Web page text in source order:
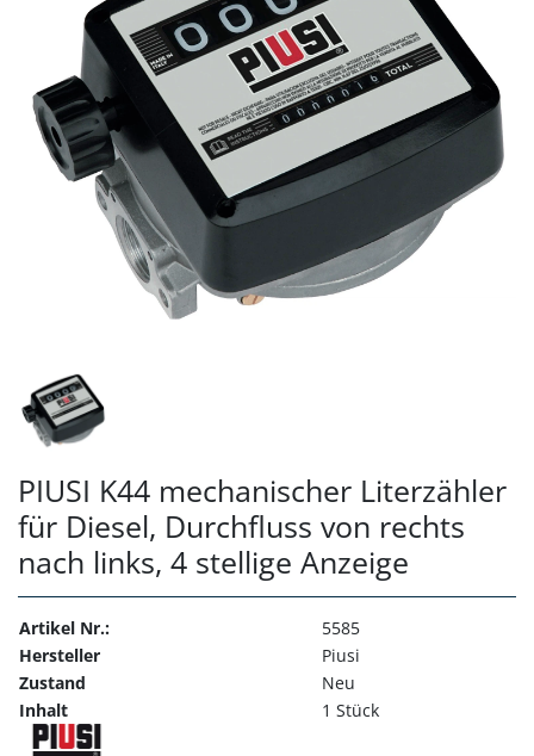
PIUSI K44 mechanischer Literzähler
für Diesel, Durchfluss von rechts
nach links, 4 stellige Anzeige
Artikel Nr.:
5585
Hersteller
Piusi
Zustand
Neu
Inhalt
1 Stück